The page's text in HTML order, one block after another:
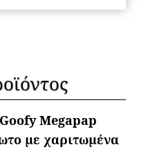
Megapap
με χαριτωμένα